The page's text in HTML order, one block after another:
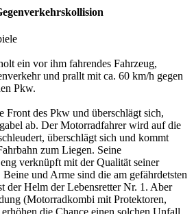
ein vor ihm fahrendes Fahrzeug,
und prallt mit ca. 60 km/h gegen
Pkw.
Front des Pkw und überschlägt sich,
ab. Der Motorradfahrer wird auf die
überschlägt sich und kommt
zum Liegen. Seine
verknüpft mit der Qualität seiner
und Arme sind die am gefährdetsten
der Helm der Lebensretter Nr. 1. Aber
(Motorradkombi mit Protektoren,